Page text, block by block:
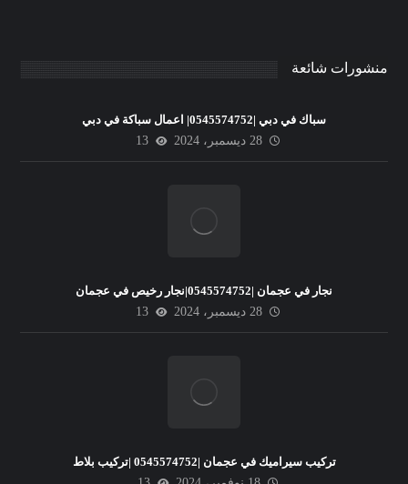
منشورات شائعة
سباك في دبي |0545574752| اعمال سباكة في دبي
28 ديسمبر، 2024
13
نجار في عجمان |0545574752|نجار رخيص في عجمان
28 ديسمبر، 2024
13
تركيب سيراميك في عجمان |0545574752 |تركيب بلاط